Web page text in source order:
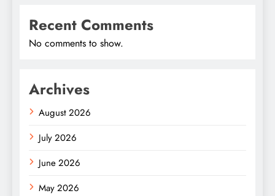
Recent Comments
No comments to show.
Archives
August 2026
July 2026
June 2026
May 2026